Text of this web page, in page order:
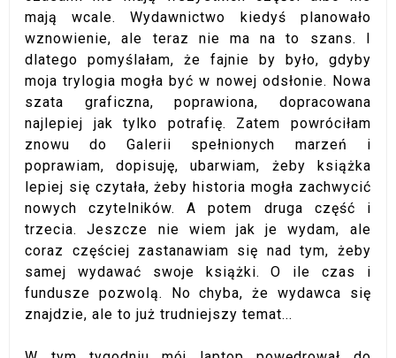
mają wcale. Wydawnictwo kiedyś planowało
wznowienie, ale teraz nie ma na to szans. I
dlatego pomyślałam, że fajnie by było, gdyby
moja trylogia mogła być w nowej odsłonie. Nowa
szata graficzna, poprawiona, dopracowana
najlepiej jak tylko potrafię. Zatem powróciłam
znowu do Galerii spełnionych marzeń i
poprawiam, dopisuję, ubarwiam, żeby książka
lepiej się czytała, żeby historia mogła zachwycić
nowych czytelników. A potem druga część i
trzecia. Jeszcze nie wiem jak je wydam, ale
coraz częściej zastanawiam się nad tym, żeby
samej wydawać swoje książki. O ile czas i
fundusze pozwolą. No chyba, że wydawca się
znajdzie, ale to już trudniejszy temat...